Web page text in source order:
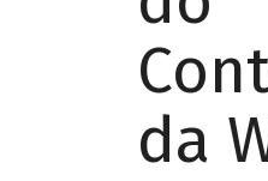
da